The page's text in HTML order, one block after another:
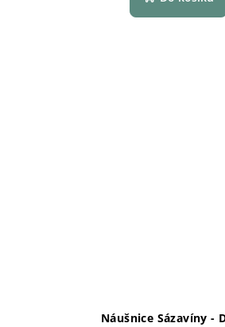
Náušnice Sázavíny -